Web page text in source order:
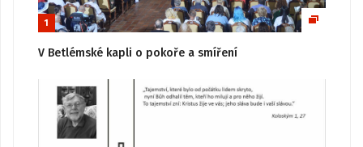
1
V Betlémské kapli o pokoře a smíření